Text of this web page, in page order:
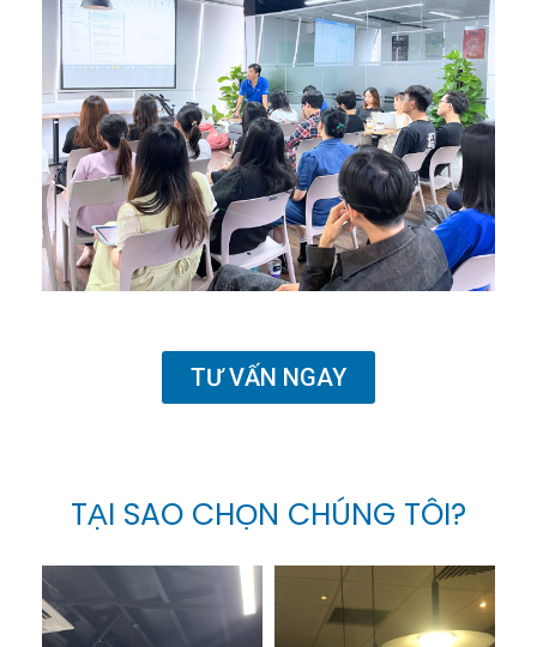
TƯ VẤN NGAY
TẠI SAO CHỌN CHÚNG TÔI?